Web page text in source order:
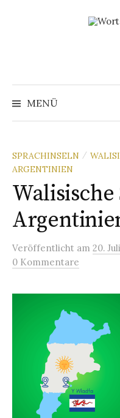
MENÜ
SPRACHINSELN /
ARGENTINIEN
Veröffentlicht am 20.
0 Kommentare